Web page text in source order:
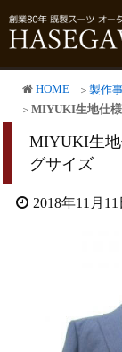
HOME
製作
MIYUKI生地仕
MIYUKI生
グサイズ
2018年11月11